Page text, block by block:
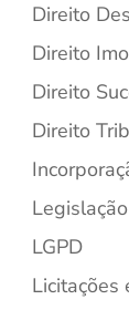
Direito
Direito
Direito
Direito
LGPD
Licitações